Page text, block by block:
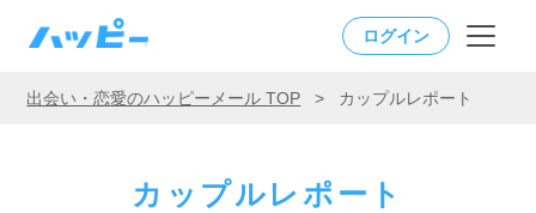
ログイン
出会い・恋愛のハッピーメール TOP > カップルレポート
カップルレポート